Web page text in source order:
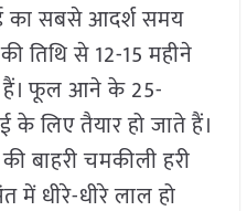
का सबसे आदर्श समय
तिथि से 12-15 महीने
हैं। फूल आने के 25-
के लिए तैयार हो जाते हैं।
बाहरी चमकीली हरी
में धीरे-धीरे लाल हो